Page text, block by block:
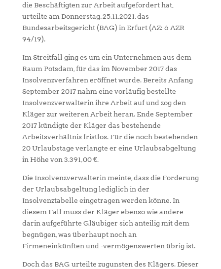
die Beschäftigten zur Arbeit aufgefordert hat,
urteilte am Donnerstag, 25.11.2021, das
Bundesarbeitsgericht (BAG) in Erfurt (AZ: 6 AZR
94/19).
Im Streitfall ging es um ein Unternehmen aus dem
Raum Potsdam, für das im November 2017 das
Insolvenzverfahren eröffnet wurde. Bereits Anfang
September 2017 nahm eine vorläufig bestellte
Insolvenzverwalterin ihre Arbeit auf und zog den
Kläger zur weiteren Arbeit heran. Ende September
2017 kündigte der Kläger das bestehende
Arbeitsverhältnis fristlos. Für die noch bestehenden
20 Urlaubstage verlangte er eine Urlaubsabgeltung
in Höhe von 3.391,00 €.
Die Insolvenzverwalterin meinte, dass die Forderung
der Urlaubsabgeltung lediglich in der
Insolvenztabelle eingetragen werden könne. In
diesem Fall muss der Kläger ebenso wie andere
darin aufgeführte Gläubiger sich anteilig mit dem
begnügen, was überhaupt noch an
Firmeneinkünften und -vermögenswerten übrig ist.
Doch das BAG urteilte zugunsten des Klägers. Dieser